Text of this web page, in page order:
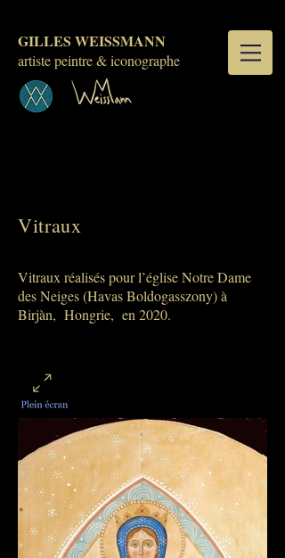
GILLES WEISSMANN
artiste peintre & iconographe
Vitraux
Vitraux réalisés pour l’église Notre Dame
des Neiges (Havas Boldogasszony) à
Birjàn, Hongrie, en 2020.